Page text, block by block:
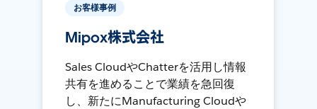
お客様事例
Mipox株式会社
Sales CloudやChatterを活用し情報
共有を進めることで業績を急回復
し、新たにManufacturing Cloudや